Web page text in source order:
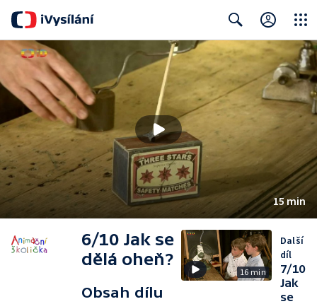
Search Close
15 min
6/10 Jak se
dělá oheň?
Obsah dílu
16 min
Další
díl
7/10
Jak
se